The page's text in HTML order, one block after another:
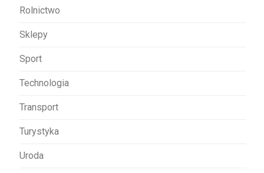
Rolnictwo
Sklepy
Sport
Technologia
Transport
Turystyka
Uroda